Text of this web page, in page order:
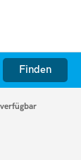
Finden